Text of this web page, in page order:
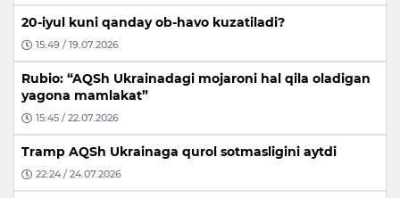
20-iyul kuni qanday ob-havo kuzatiladi?
15:49 / 19.07.2026
Rubio: “AQSh Ukrainadagi mojaroni hal qila oladigan
yagona mamlakat”
15:45 / 22.07.2026
Tramp AQSh Ukrainaga qurol sotmasligini aytdi
22:24 / 24.07.2026